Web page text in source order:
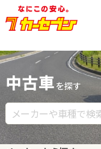
中古車 を探す